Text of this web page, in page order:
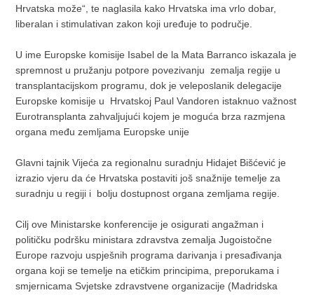
Hrvatska može“, te naglasila kako Hrvatska ima vrlo dobar,
liberalan i stimulativan zakon koji uređuje to područje.
U ime Europske komisije Isabel de la Mata Barranco iskazala je
spremnost u pružanju potpore povezivanju zemalja regije u
transplantacijskom programu, dok je veleposlanik delegacije
Europske komisije u Hrvatskoj Paul Vandoren istaknuo važnost
Eurotransplanta zahvaljujući kojem je moguća brza razmjena
organa među zemljama Europske unije
Glavni tajnik Vijeća za regionalnu suradnju Hidajet Bišćević je
izrazio vjeru da će Hrvatska postaviti još snažnije temelje za
suradnju u regiji i bolju dostupnost organa zemljama regije.
Cilj ove Ministarske konferencije je osigurati angažman i
političku podršku ministara zdravstva zemalja Jugoistočne
Europe razvoju uspješnih programa darivanja i presađivanja
organa koji se temelje na etičkim principima, preporukama i
smjernicama Svjetske zdravstvene organizacije (Madridska